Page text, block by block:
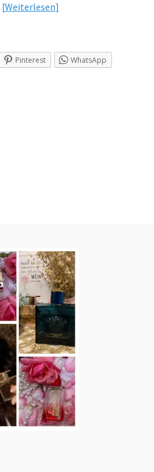
Weiterlesen
Pinterest
WhatsApp